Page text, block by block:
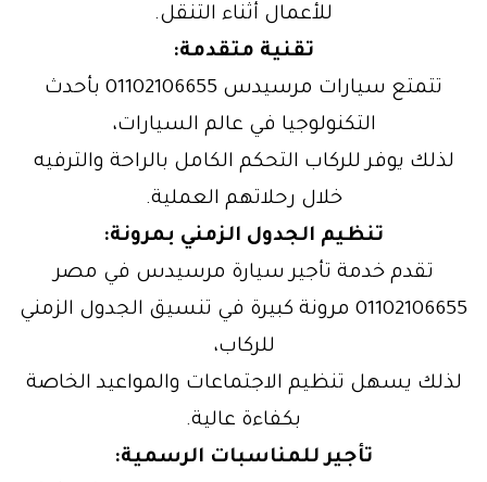
للأعمال أثناء التنقل.
تقنية متقدمة:
تتمتع سيارات مرسيدس 01102106655 بأحدث
التكنولوجيا في عالم السيارات،
لذلك يوفر للركاب التحكم الكامل بالراحة والترفيه
خلال رحلاتهم العملية.
تنظيم الجدول الزمني بمرونة:
تقدم خدمة تأجير سيارة مرسيدس في مصر
01102106655 مرونة كبيرة في تنسيق الجدول الزمني
للركاب،
لذلك يسهل تنظيم الاجتماعات والمواعيد الخاصة
بكفاءة عالية.
تأجير للمناسبات الرسمية: